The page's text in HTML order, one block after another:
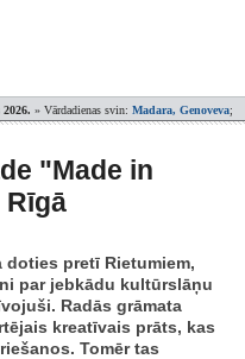
» Vārdadienas svin: Madara, Genoveva;
"Made in
Rīgā
doties pretī Rietumiem,
par jebkādu kultūrslāņu
Radās grāmata
kreatīvais prāts, kas
Tomēr tas